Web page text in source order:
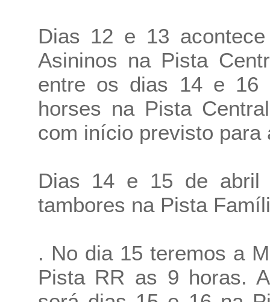
Dias 12 e 13
Asininos na Pista
entre os dias 14 e 16
horses na Pista
com início previsto para
Dias 14 e 15 de abril
tambores na Pista
. No dia 15 teremos a
Pista RR as 9 horas.